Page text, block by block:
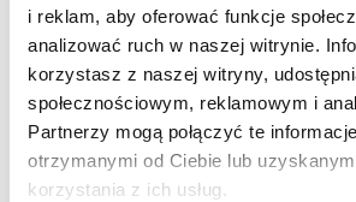
i reklam, aby oferować funkcje
analizować ruch w naszej witrynie.
korzystasz z naszej witryny,
społecznościowym, reklamowym i
Partnerzy mogą połączyć te
otrzymanymi od Ciebie lub
korzystania z ich usług.
Wyrażam zgodę na przetwarzanie
osobowych w celach marketingowych
PASTUSZAK” z siedzibą pod adresem: Plac
Kraków, NIP: 6772229289, w tym na
postaci newslettera drogą elektroniczną
zgodnie z Polityką prywatności. Wiem, że
wycofać zgodę.